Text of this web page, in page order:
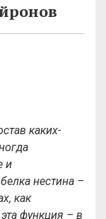
каких-
и
нестина –
как
функция – в